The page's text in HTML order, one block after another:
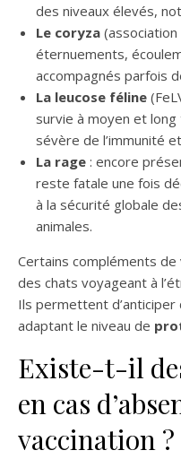
des niveaux élevés,
Le coryza
éternuements,
accompagnés parfois
La leucose féline
survie à moyen et
sévère de l’immunité
La rage : encore
reste fatale une fois
à la sécurité globale
animales.
Certains compléments de
des chats voyageant à
Ils permettent d’anticiper
adaptant le niveau de
Existe-t-il
en cas
vaccination ?